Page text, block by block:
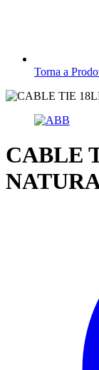
Torna a
CABLE